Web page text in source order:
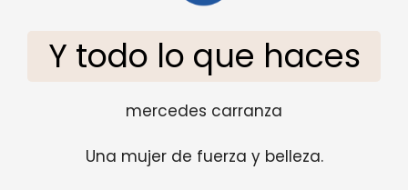
Y todo lo que haces
mercedes carranza
Una mujer de fuerza y ​​belleza.